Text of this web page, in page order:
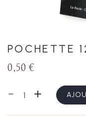
POCHETTE
0,50 €